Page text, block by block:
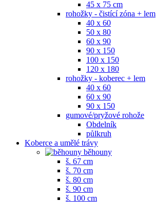
45 x 75 cm
rohožky - čistící zóna + lem
40 x 60
50 x 80
60 x 90
90 x 150
100 x 150
120 x 180
rohožky - koberec + lem
40 x 60
60 x 90
90 x 150
gumové/pryžové rohože
Obdelník
půlkruh
Koberce a umělé trávy
běhouny
š. 67 cm
š. 70 cm
š. 80 cm
š. 90 cm
š. 100 cm